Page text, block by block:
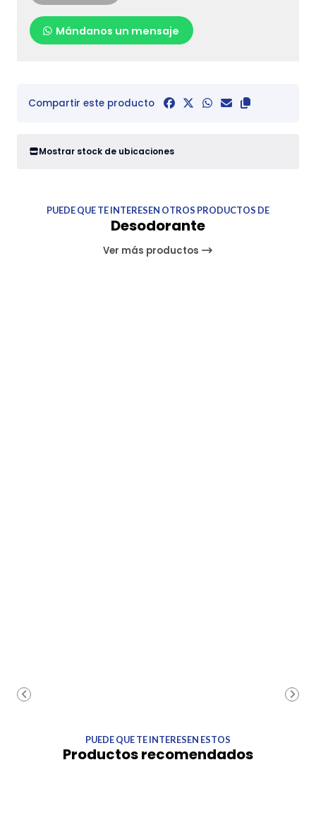
Mándanos un mensaje
Compartir este producto
Mostrar stock de ubicaciones
PUEDE QUE TE INTERESEN OTROS PRODUCTOS DE
Desodorante
Ver más productos
PUEDE QUE TE INTERESEN ESTOS
Productos recomendados